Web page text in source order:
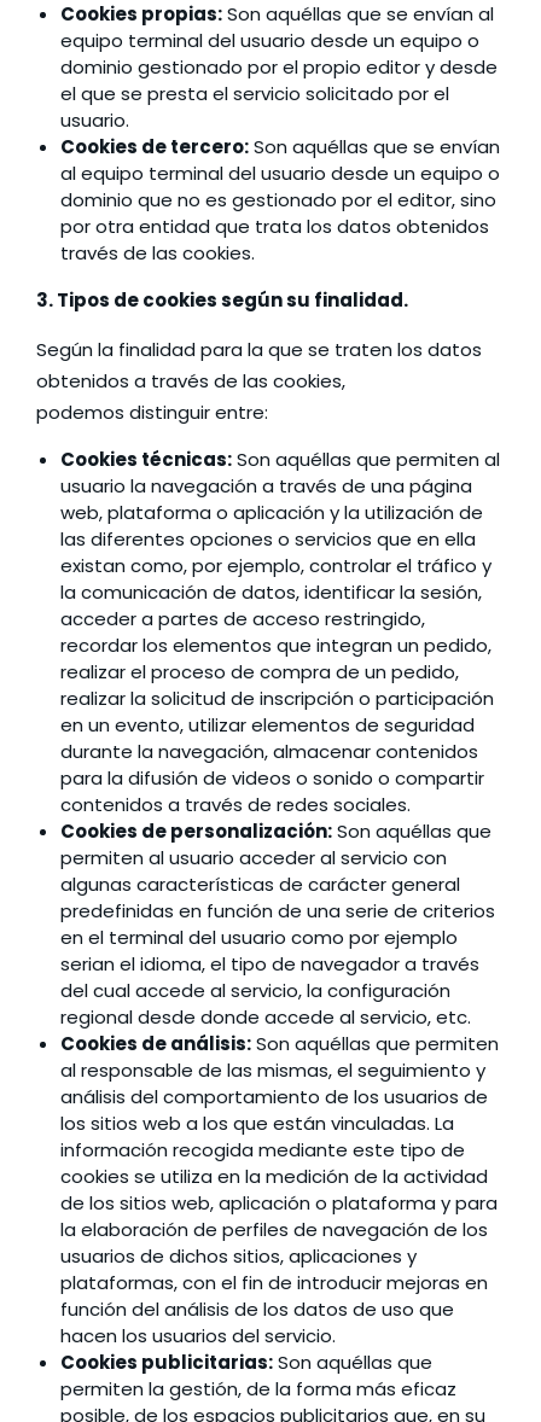
Cookies propias:Son aquéllas que se envían al
equipo terminal del usuario desde un equipo o
dominio gestionado por el propio editor y desde
el que se presta el servicio solicitado por el
usuario.
Cookies de tercero:Son aquéllas que se envían
al equipo terminal del usuario desde un equipo o
dominio que no es gestionado por el editor, sino
por otra entidad que trata los datos obtenidos
través de las cookies.
3. Tipos de cookies según su finalidad.
Según la finalidad para la que se traten los datos
obtenidos a través de las cookies,
podemos distinguir entre:
Cookies técnicas:Son aquéllas que permiten al
usuario la navegación a través de una página
web, plataforma o aplicación y la utilización de
las diferentes opciones o servicios que en ella
existan como, por ejemplo, controlar el tráfico y
la comunicación de datos, identificar la sesión,
acceder a partes de acceso restringido,
recordar los elementos que integran un pedido,
realizar el proceso de compra de un pedido,
realizar la solicitud de inscripción o participación
en un evento, utilizar elementos de seguridad
durante la navegación, almacenar contenidos
para la difusión de videos o sonido o compartir
contenidos a través de redes sociales.
Cookies de personalización:Son aquéllas que
permiten al usuario acceder al servicio con
algunas características de carácter general
predefinidas en función de una serie de criterios
en el terminal del usuario como por ejemplo
serian el idioma, el tipo de navegador a través
del cual accede al servicio, la configuración
regional desde donde accede al servicio, etc.
Cookies de análisis:Son aquéllas que permiten
al responsable de las mismas, el seguimiento y
análisis del comportamiento de los usuarios de
los sitios web a los que están vinculadas. La
información recogida mediante este tipo de
cookies se utiliza en la medición de la actividad
de los sitios web, aplicación o plataforma y para
la elaboración de perfiles de navegación de los
usuarios de dichos sitios, aplicaciones y
plataformas, con el fin de introducir mejoras en
función del análisis de los datos de uso que
hacen los usuarios del servicio.
Cookies publicitarias:Son aquéllas que
permiten la gestión, de la forma más eficaz
posible, de los espacios publicitarios que, en su